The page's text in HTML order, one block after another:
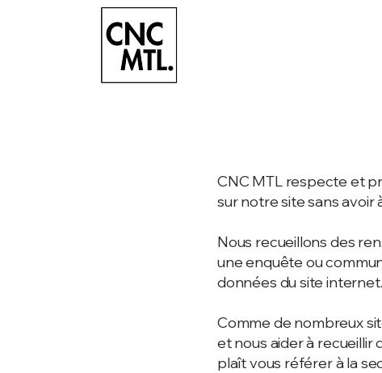
CNC MTL respecte et
sur notre site sans avoir
Nous recueillons des
une enquête ou
données du site internet.
Comme de nombreux
et nous aider à recueillir
plaît vous référer à la